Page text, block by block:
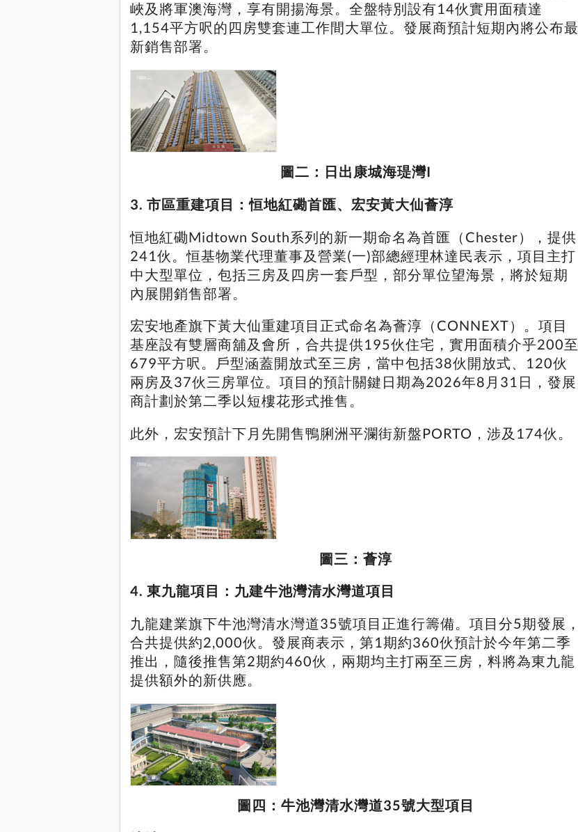
峽及將軍澳海灣，享有開揚海景。全盤特別設有14伙實用面積達
1,154平方呎的四房雙套連工作間大單位。發展商預計短期內將公布最
新銷售部署。
圖二：日出康城海瑅灣I
3. 市區重建項目：恒地紅磡首匯、宏安黃大仙薈淳
恒地紅磡Midtown South系列的新一期命名為首匯（Chester），提供
241伙。恒基物業代理董事及營業(一)部總經理林達民表示，項目主打
中大型單位，包括三房及四房一套戶型，部分單位望海景，將於短期
內展開銷售部署。
宏安地產旗下黃大仙重建項目正式命名為薈淳（CONNEXT）。項目
基座設有雙層商舖及會所，合共提供195伙住宅，實用面積介乎200至
679平方呎。戶型涵蓋開放式至三房，當中包括38伙開放式、120伙
兩房及37伙三房單位。項目的預計關鍵日期為2026年8月31日，發展
商計劃於第二季以短樓花形式推售。
此外，宏安預計下月先開售鴨脷洲平瀾街新盤PORTO，涉及174伙。
圖三：薈淳
4. 東九龍項目：九建牛池灣清水灣道項目
九龍建業旗下牛池灣清水灣道35號項目正進行籌備。項目分5期發展，
合共提供約2,000伙。發展商表示，第1期約360伙預計於今年第二季
推出，隨後推售第2期約460伙，兩期均主打兩至三房，料將為東九龍
提供額外的新供應。
圖四：牛池灣清水灣道35號大型項目